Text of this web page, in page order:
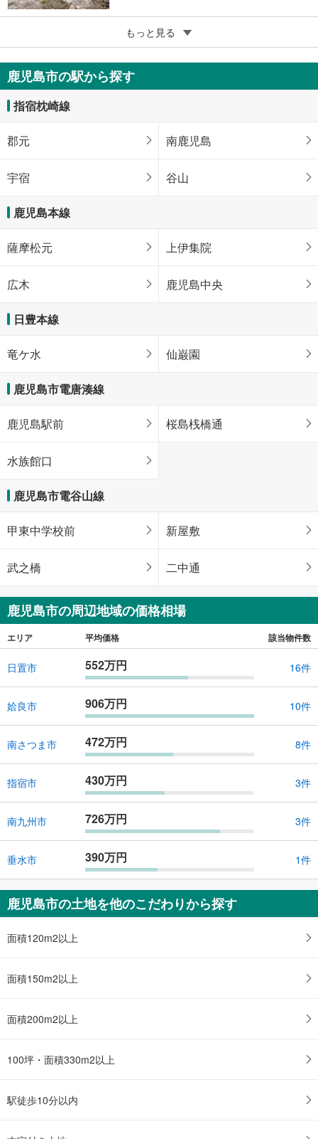
鹿児島市宇宿1丁目
8,680万円
478.08m2（登記）
鹿児島県鹿児島市宇宿1丁目
もっと見る
鹿児島市の駅から探す
指宿枕崎線
郡元 南鹿児島
宇宿 谷山
鹿児島本線
薩摩松元 上伊集院
広木 鹿児島中央
日豊本線
竜ケ水 仙巌園
鹿児島市電唐湊線
鹿児島駅前 桜島桟橋通
水族館口
鹿児島市電谷山線
甲東中学校前 新屋敷
武之橋 二中通
鹿児島市の周辺地域の価格相場
エリア 平均価格 該当物件数
日置市 552万円 16件
姶良市 906万円 10件
南さつま市 472万円 8件
指宿市 430万円 3件
南九州市 726万円 3件
垂水市 390万円 1件
鹿児島市の土地を他のこだわりから探す
面積120m2以上
面積150m2以上
面積200m2以上
100坪・面積330m2以上
駅徒歩10分以内